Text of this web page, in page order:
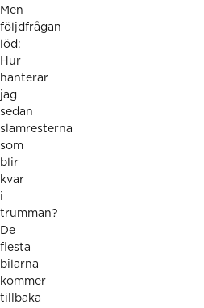
Men
följdfrågan
löd:
Hur
hanterar
jag
sedan
slamresterna
som
blir
kvar
i
trumman?
De
flesta
bilarna
kommer
tillbaka